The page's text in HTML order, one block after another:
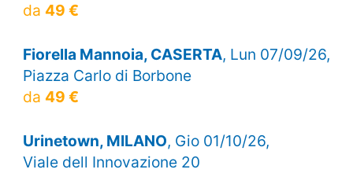
da 49 €
Fiorella Mannoia, CASERTA, Lun 07/09/26,
Piazza Carlo di Borbone
da 49 €
Urinetown, MILANO, Gio 01/10/26,
Viale dell Innovazione 20